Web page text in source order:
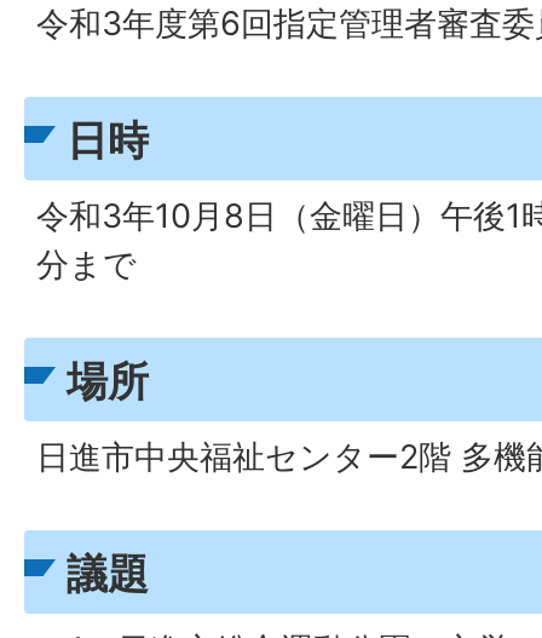
令和3年度第6回指定管理者審査
日時
令和3年10月8日（金曜日）午後1
分まで
場所
日進市中央福祉センター2階 多機
議題